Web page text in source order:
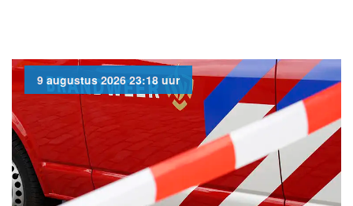
9 augustus 2026 23:18 uur